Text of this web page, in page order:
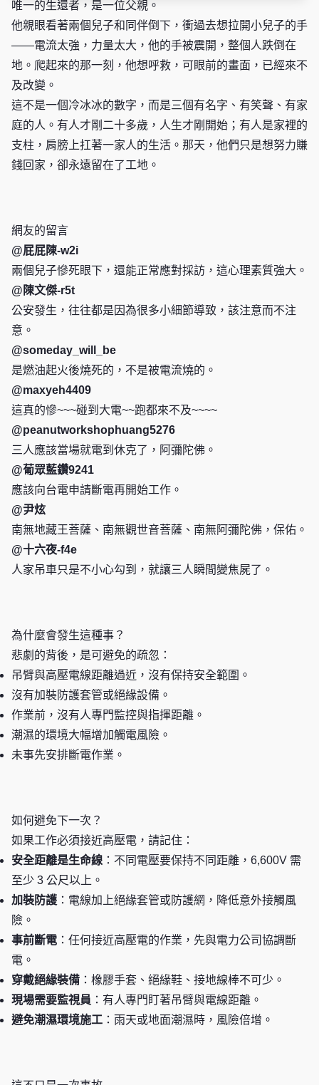
唯一的生還者，是一位父親。
他親眼看著兩個兒子和同伴倒下，衝過去想拉開小兒子的手
——電流太強，力量太大，他的手被震開，整個人跌倒在
地。爬起來的那一刻，他想呼救，可眼前的畫面，已經來不
及改變。
這不是一個冷冰冰的數字，而是三個有名字、有笑聲、有家
庭的人。有人才剛二十多歲，人生才剛開始；有人是家裡的
支柱，肩膀上扛著一家人的生活。那天，他們只是想努力賺
錢回家，卻永遠留在了工地。
網友的留言
@屁屁陳-w2i
兩個兒子慘死眼下，還能正常應對採訪，這心理素質強大。
@陳文傑-r5t
公安發生，往往都是因為很多小細節導致，該注意而不注
意。
@someday_will_be
是燃油起火後燒死的，不是被電流燒的。
@maxyeh4409
這真的慘~~~碰到大電~~跑都來不及~~~~
@peanutworkshophuang5276
三人應該當場就電到休克了，阿彌陀佛。
@葡眾藍鑽9241
應該向台電申請斷電再開始工作。
@尹炫
南無地藏王菩薩、南無觀世音菩薩、南無阿彌陀佛，保佑。
@十六夜-f4e
人家吊車只是不小心勾到，就讓三人瞬間變焦屍了。
為什麼會發生這種事？
悲劇的背後，是可避免的疏忽：
吊臂與高壓電線距離過近，沒有保持安全範圍。
沒有加裝防護套管或絕緣設備。
作業前，沒有人專門監控與指揮距離。
潮濕的環境大幅增加觸電風險。
未事先安排斷電作業。
如何避免下一次？
如果工作必須接近高壓電，請記住：
安全距離是生命線 ：不同電壓要保持不同距離，6,600V 需
至少 3 公尺以上。
加裝防護 ：電線加上絕緣套管或防護網，降低意外接觸風
險。
事前斷電 ：任何接近高壓電的作業，先與電力公司協調斷
電。
穿戴絕緣裝備 ：橡膠手套、絕緣鞋、接地線棒不可少。
現場需要監視員 ：有人專門盯著吊臂與電線距離。
避免潮濕環境施工 ：雨天或地面潮濕時，風險倍增。